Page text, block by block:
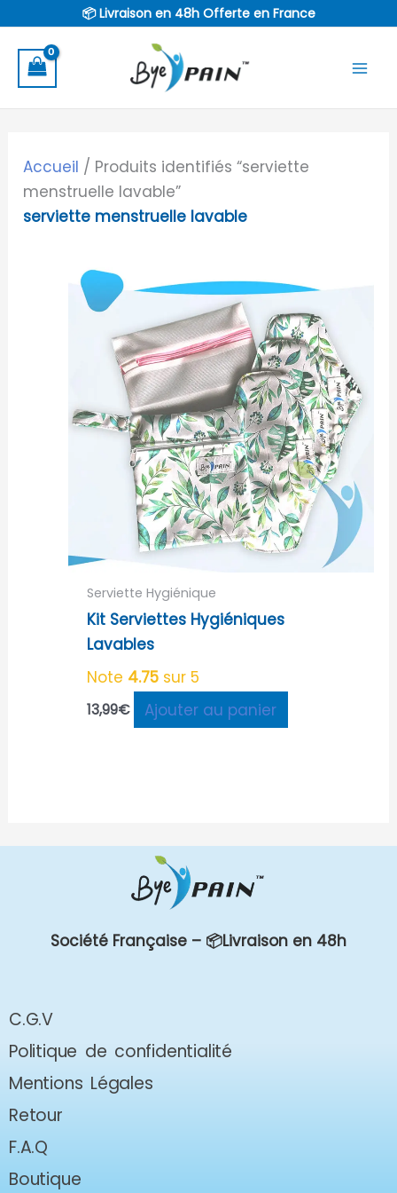
contenu
📦 Livraison en 48h Offerte en France
Accueil / Produits identifiés “serviette
menstruelle lavable”
serviette menstruelle lavable
Serviette Hygiénique
Kit Serviettes Hygiéniques
Lavables
Note 4.75sur 5
13,99€ Ajouter au panier
Société Française – 📦Livraison en 48h
C.G.V
Politique de confidentialité
Mentions Légales
Retour
F.A.Q
Boutique